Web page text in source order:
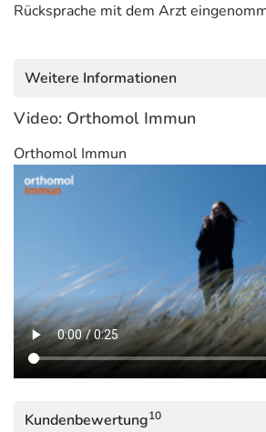
Rücksprache mit dem Arzt
Weitere Informationen
Video: Orthomol Immun
Orthomol Immun
Kundenbewertung10